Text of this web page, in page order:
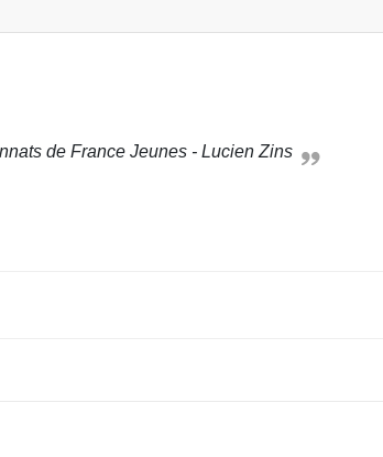
de France Jeunes - Lucien Zins